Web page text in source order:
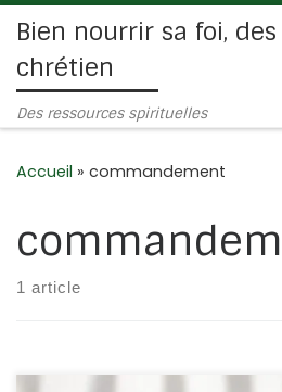
Passer au contenu
Bien nourrir sa foi,
chrétien
Des ressources spirituelles
Accueil » commandement
1 article